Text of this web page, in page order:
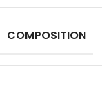
COMPOSITION